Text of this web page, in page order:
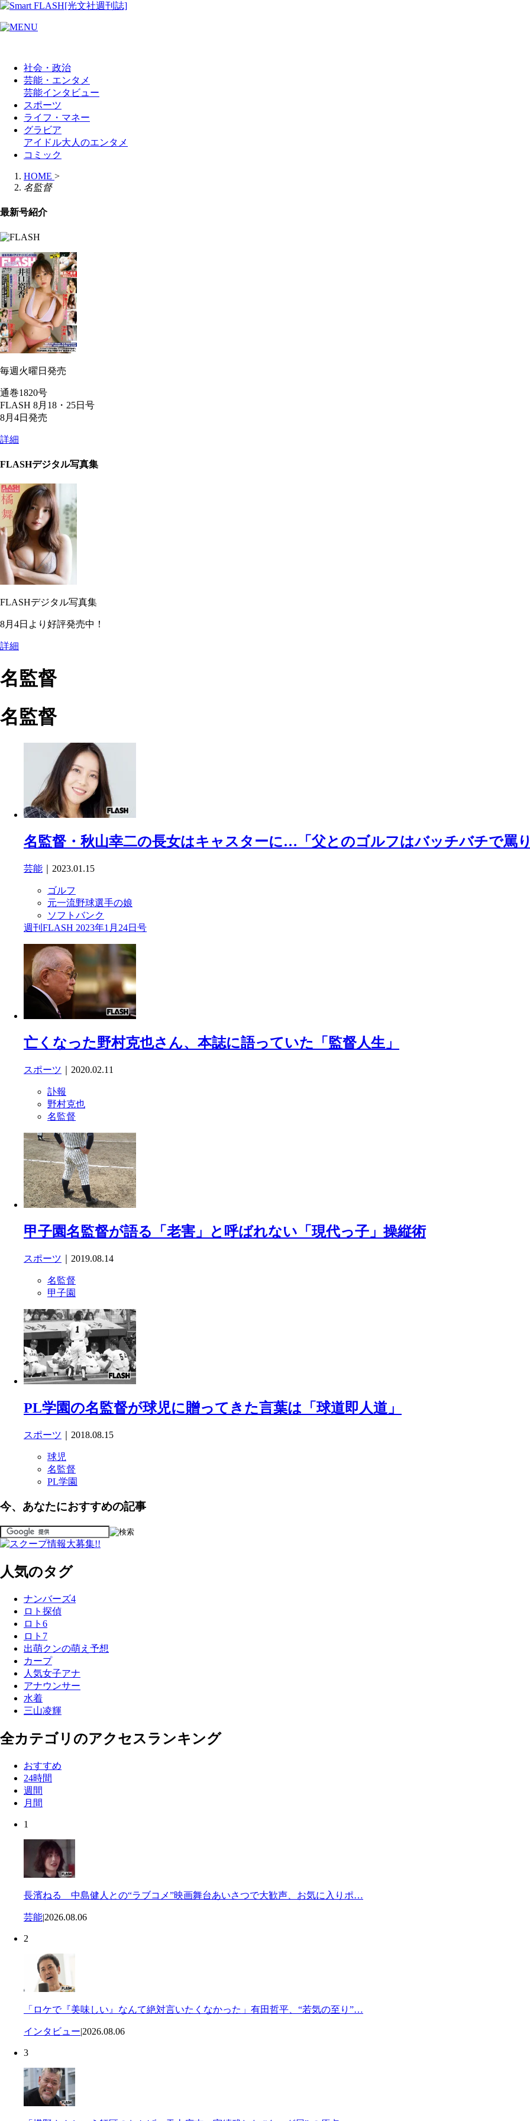
社会・政治
芸能・エンタメ
芸能インタビュー
スポーツ
ライフ・マネー
グラビア
アイドル大人のエンタメ
コミック
HOME >
名監督
最新号紹介
毎週火曜日発売
通巻1820号
FLASH 8月18・25日号
8月4日発売
詳細
FLASHデジタル写真集
FLASHデジタル写真集
8月4日より好評発売中！
詳細
名監督
名監督
名監督・秋山幸二の長女はキャスターに…「父とのゴルフはバッチバチで罵り
芸能 ｜2023.01.15
ゴルフ
元一流野球選手の娘
ソフトバンク
週刊FLASH 2023年1月24日号
亡くなった野村克也さん、本誌に語っていた「監督人生」
スポーツ ｜2020.02.11
訃報
野村克也
名監督
甲子園名監督が語る「老害」と呼ばれない「現代っ子」操縦術
スポーツ ｜2019.08.14
名監督
甲子園
PL学園の名監督が球児に贈ってきた言葉は「球道即人道」
スポーツ ｜2018.08.15
球児
名監督
PL学園
今、あなたにおすすめの記事
人気のタグ
ナンバーズ4
ロト探偵
ロト6
ロト7
出萌クンの萌え予想
カープ
人気女子アナ
アナウンサー
水着
三山凌輝
全カテゴリのアクセスランキング
おすすめ
24時間
週間
月間
1
長濱ねる 中島健人との“ラブコメ”映画舞台あいさつで大歓声、お気に入りポ…
芸能|2026.08.06
2
「ロケで『美味しい』なんて絶対言いたくなかった」有田哲平、“若気の至り”…
インタビュー|2026.08.06
3